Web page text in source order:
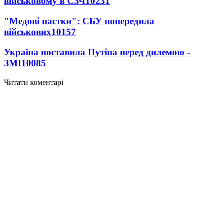
"Медові пастки": СБУ попередила
військових10157
Україна поставила Путіна перед дилемою -
ЗМІ10085
Читати коментарі